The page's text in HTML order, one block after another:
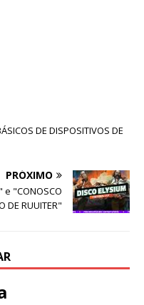
DE DISPOSITIVOS DE
PRÓXIMO
e "CONOSCO
DE RUUITER"